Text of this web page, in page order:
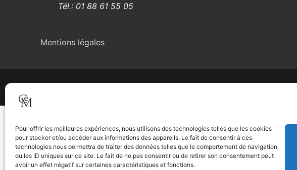
Pour offrir les meilleures expériences, nous utilisons des technologies telles que les cookies
pour stocker et/ou accéder aux informations des appareils. Le fait de consentir à ces
technologies nous permettra de traiter des données telles que le comportement de navigation
ou les ID uniques sur ce site. Le fait de ne pas consentir ou de retirer son consentement peut
avoir un effet négatif sur certaines caractéristiques et fonctions.
Tél.: 01 88 61 55 05
Mentions légales